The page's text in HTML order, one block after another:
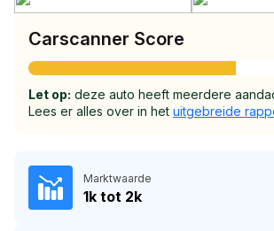
Carscanner Score
Let op: deze auto heeft meerdere
Lees er alles over in het uitgebreide
Marktwaarde
1k tot 2k